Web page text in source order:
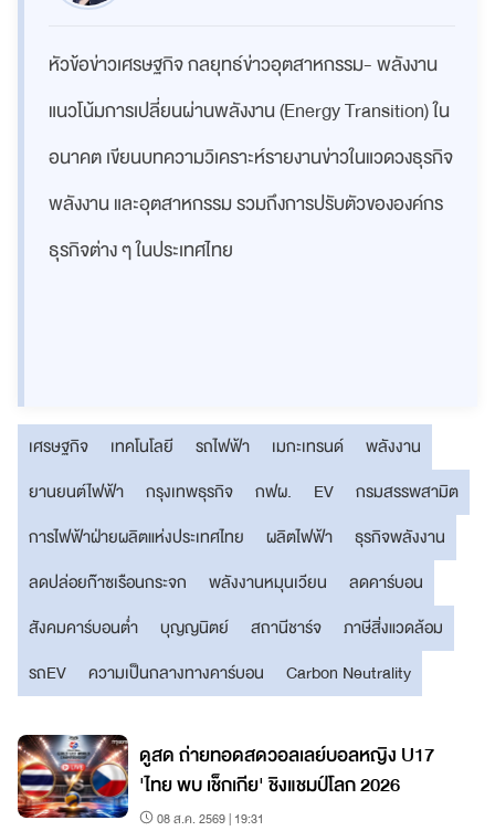
หัวข้อข่าวเศรษฐกิจ กลยุทธ์ข่าวอุตสาหกรรม- พลังงาน
แนวโน้มการเปลี่ยนผ่านพลังงาน (Energy Transition) ใน
อนาคต เขียนบทความวิเคราะห์รายงานข่าวในแวดวงธุรกิจ
พลังงาน และอุตสาหกรรม รวมถึงการปรับตัวขององค์กร
ธุรกิจต่าง ๆ ในประเทศไทย
เศรษฐกิจ เทคโนโลยี รถไฟฟ้า เมกะเทรนด์
พลังงาน
ยานยนต์ไฟฟ้า
กรุงเทพธุรกิจ กฟผ. EV
กรมสรรพสามิต
การไฟฟ้าฝ่ายผลิตแห่งประเทศไทย
ผลิตไฟฟ้า
ธุรกิจพลังงาน
ลดปล่อยก๊าซเรือนกระจก
พลังงานหมุนเวียน
ลดคาร์บอน
สังคมคาร์บอนต่ำ
บุญญนิตย์ สถานีชาร์จ
ภาษีสิ่งแวดล้อม
รถEV
ความเป็นกลางทางคาร์บอน Carbon Neutrality
ดูสด ถ่ายทอดสดวอลเลย์บอลหญิง U17
'ไทย พบ เช็กเกีย' ชิงแชมป์โลก 2026
08 ส.ค. 2569 | 19:31